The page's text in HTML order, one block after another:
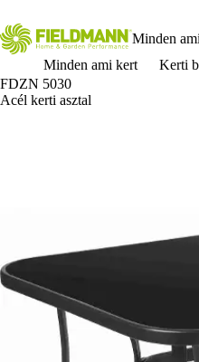
Minden
Minden ami kert
Kerti
FDZN 5030
Acél kerti asztal